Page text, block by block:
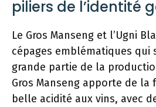
piliers de l’identité
Le Gros Manseng et l’Ugni
cépages emblématiques qui
grande partie de la
Gros Manseng apporte de la
belle acidité aux vins, avec